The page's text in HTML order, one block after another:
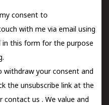
consent to
with me via email using
this form for the purpose
withdraw your consent and
the unsubscribe link at the
contact us . We value and